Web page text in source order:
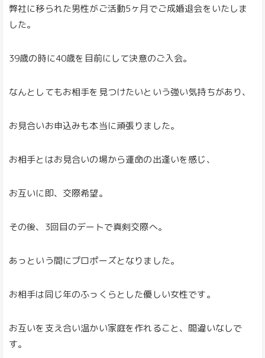
弊社に移られた男性がご活動5ヶ月でご成婚退会をいたしま
した。
39歳の時に40歳を目前にして決意のご入会。
なんとしてもお相手を見つけたいという強い気持ちがあり、
お見合いお申込みも本当に頑張りました。
お相手とはお見合いの場から運命の出逢いを感じ、
お互いに即、交際希望。
その後、3回目のデートで真剣交際へ。
あっという間にプロポーズとなりました。
お相手は同じ年のふっくらとした優しい女性です。
お互いを支え合い温かい家庭を作れること、間違いなしで
す。